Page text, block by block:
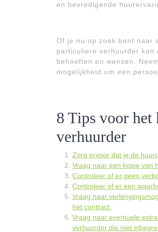
en bevredigende
Of je nu op zoek bent naar
particuliere verhuurder kan
behoeften en wensen.
mogelijkheid om een
8 Tips voor het
verhuurder
Zorg ervoor dat je de
Vraag naar een kopie van
Controleer of er geen
Controleer of er een
Vraag naar
het contract.
Vraag naar eventuele
verhuurder die niet